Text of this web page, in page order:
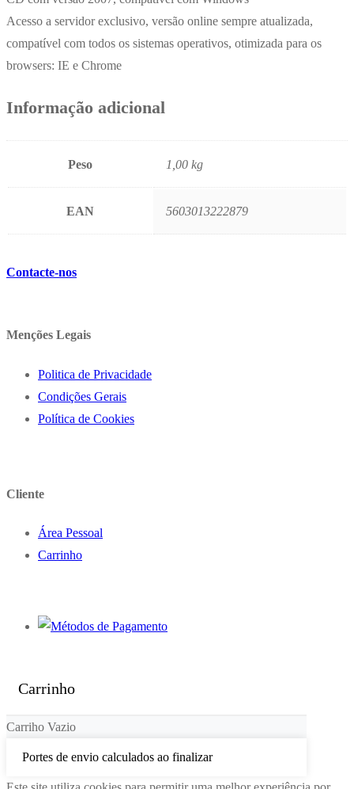
Acesso a servidor exclusivo, versão online sempre atualizada,
compatível com todos os sistemas operativos, otimizada para os
browsers: IE e Chrome
Informação adicional
Peso 1,00 kg
EAN 5603013222879
Contacte-nos
Menções Legais
Politica de Privacidade
Condições Gerais
Política de Cookies
Cliente
Área Pessoal
Carrinho
Carrinho
Carriho Vazio
Portes de envio calculados ao finalizar